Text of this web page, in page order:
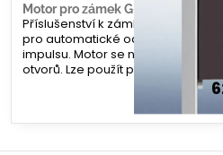
Motor pro zámek G-U A-otevírač
Příslušenství k zámku G-U
pro automatické odemknutí
impulsu. Motor se namontuje na
otvorů. Lze použít po všechny